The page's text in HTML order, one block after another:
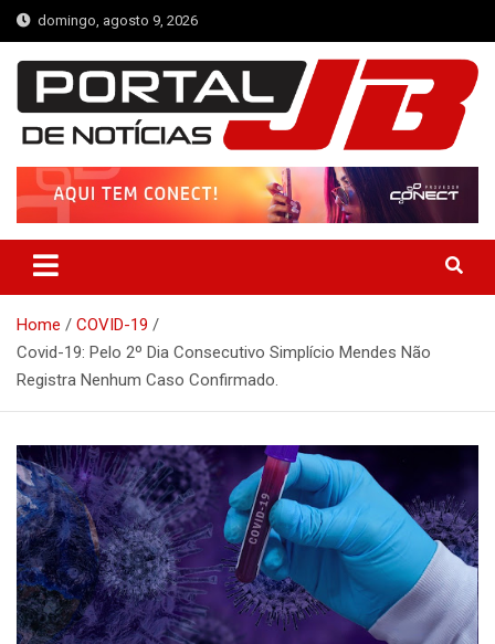
Skip
to
content
domingo, agosto 9, 2026
Portal de Notícias JB
Notícias de Simplício Mendes e Região
Home
COVID-19
Covid-19: Pelo 2º Dia Consecutivo Simplício Mendes Não
Registra Nenhum Caso Confirmado.